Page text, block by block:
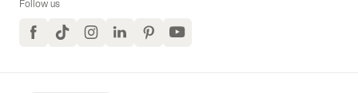
Follow us
FacebookTikTokInstagramLinkedInPinterestYouTube